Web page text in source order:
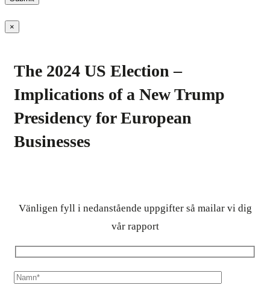
×
The 2024 US Election –
Implications of a New Trump
Presidency for European
Businesses
Vänligen fyll i nedanstående uppgifter så mailar vi dig
vår rapport